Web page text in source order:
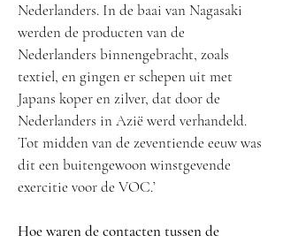
Nederlanders. In de baai van Nagasaki
werden de producten van de
Nederlanders binnengebracht, zoals
textiel, en gingen er schepen uit met
Japans koper en zilver, dat door de
Nederlanders in Azië werd verhandeld.
Tot midden van de zeventiende eeuw was
dit een buitengewoon winstgevende
exercitie voor de VOC.’
Hoe waren de contacten tussen de